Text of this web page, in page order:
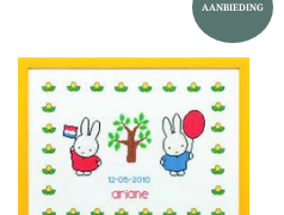
AANBIEDING